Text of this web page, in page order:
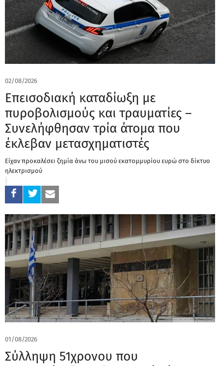
02/08/2026
Επεισοδιακή καταδίωξη με
πυροβολισμούς και τραυματίες –
Συνελήφθησαν τρία άτομα που
έκλεβαν μετασχηματιστές
Είχαν προκαλέσει ζημία άνω του μισού εκατομμυρίου ευρώ στο δίκτυο
ηλεκτρισμού
01/08/2026
Σύλληψη 51χρονου που